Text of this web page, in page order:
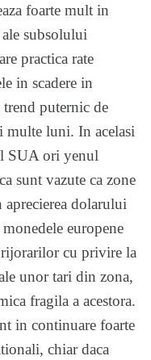
foarte mult in
subsolului
practica rate
in scadere in
puternic de
multe luni. In acelasi
SUA ori yenul
sunt vazute ca zone
dolarului
europene
cu privire la
unor tari din zona,
fragila a acestora.
in continuare foarte
chiar daca